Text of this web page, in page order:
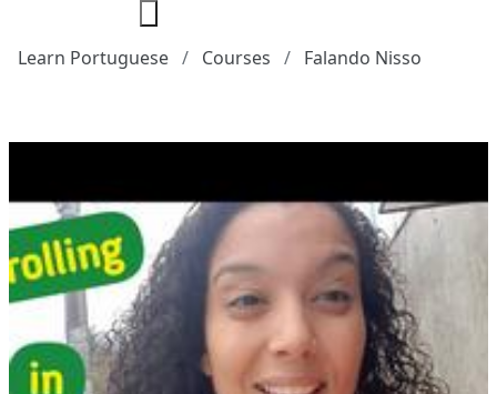
Learn Portuguese Courses Falando Nisso